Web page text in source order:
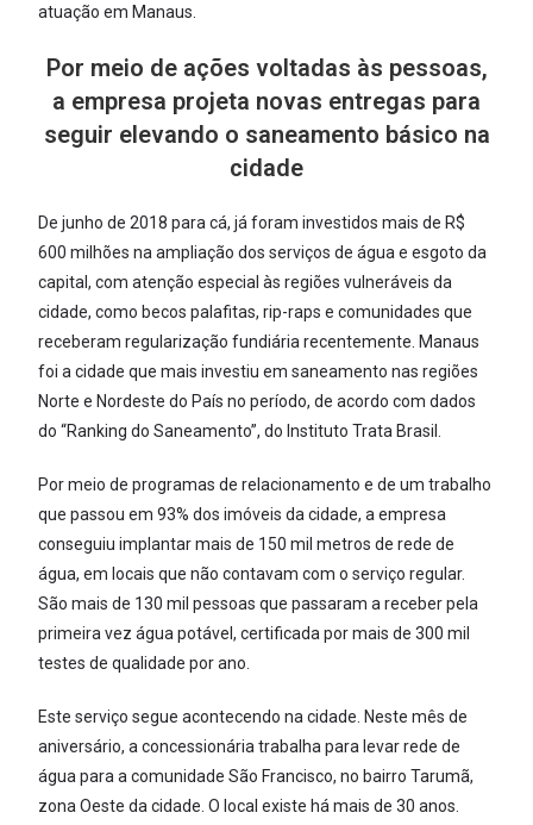
atuação em Manaus.
Por meio de ações voltadas às pessoas,
a empresa projeta novas entregas para
seguir elevando o saneamento básico na
cidade
De junho de 2018 para cá, já foram investidos mais de R$
600 milhões na ampliação dos serviços de água e esgoto da
capital, com atenção especial às regiões vulneráveis da
cidade, como becos palafitas, rip-raps e comunidades que
receberam regularização fundiária recentemente. Manaus
foi a cidade que mais investiu em saneamento nas regiões
Norte e Nordeste do País no período, de acordo com dados
do “Ranking do Saneamento”, do Instituto Trata Brasil.
Por meio de programas de relacionamento e de um trabalho
que passou em 93% dos imóveis da cidade, a empresa
conseguiu implantar mais de 150 mil metros de rede de
água, em locais que não contavam com o serviço regular.
São mais de 130 mil pessoas que passaram a receber pela
primeira vez água potável, certificada por mais de 300 mil
testes de qualidade por ano.
Este serviço segue acontecendo na cidade. Neste mês de
aniversário, a concessionária trabalha para levar rede de
água para a comunidade São Francisco, no bairro Tarumã,
zona Oeste da cidade. O local existe há mais de 30 anos.